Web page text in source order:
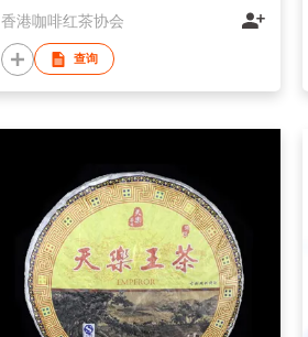
香港咖啡红茶协会
查询